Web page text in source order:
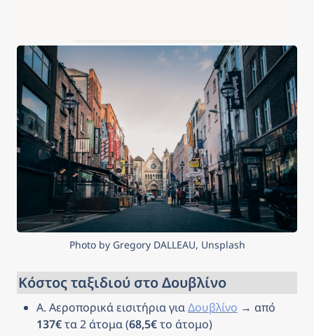
Photo by Gregory DALLEAU, Unsplash
Κόστος ταξιδιού στο Δουβλίνο
Α. Αεροπορικά εισιτήρια για Δουβλίνο
137€ τα 2 άτομα (68,5€ το άτομο)